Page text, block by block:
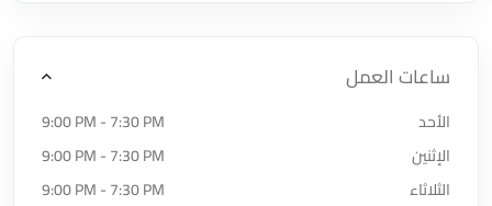
ساعات العمل
الأحد
9:00 PM - 7:30 PM
الإثنين
9:00 PM - 7:30 PM
الثلاثاء
9:00 PM - 7:30 PM